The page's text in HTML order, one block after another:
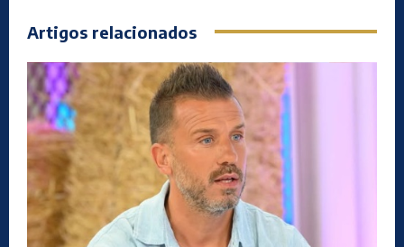
Artigos relacionados